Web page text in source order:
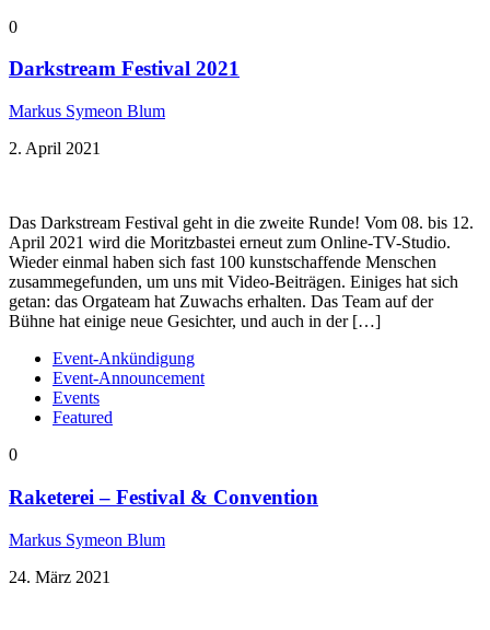
0
Darkstream Festival 2021
Markus Symeon Blum
2. April 2021
Das Darkstream Festival geht in die zweite Runde! Vom 08. bis 12.
April 2021 wird die Moritzbastei erneut zum Online-TV-Studio.
Wieder einmal haben sich fast 100 kunstschaffende Menschen
zusammegefunden, um uns mit Video-Beiträgen. Einiges hat sich
getan: das Orgateam hat Zuwachs erhalten. Das Team auf der
Bühne hat einige neue Gesichter, und auch in der […]
Event-Ankündigung
Event-Announcement
Events
Featured
0
Raketerei – Festival & Convention
Markus Symeon Blum
24. März 2021